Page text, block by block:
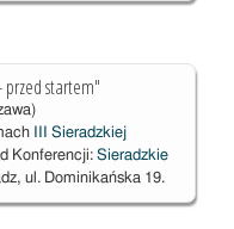
przed startem"
III Sieradzkiej
Konferencji: Sieradzkie
ul. Dominikańska 19.